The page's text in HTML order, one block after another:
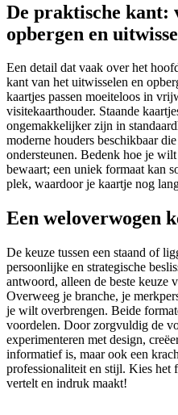
De praktische kant:
opbergen en
Een detail dat vaak over het
kant van het uitwisselen en
kaartjes passen moeiteloos in
visitekaarthouder. Staande
ongemakkelijker zijn in
moderne houders beschikbaar
ondersteunen. Bedenk hoe je
bewaart; een uniek formaat kan
plek, waardoor je kaartje nog
Een weloverwogen
De keuze tussen een staand of
persoonlijke en strategische
antwoord, alleen de beste keuze
Overweeg je branche, je
je wilt overbrengen. Beide
voordelen. Door zorgvuldig de
experimenteren met design,
informatief is, maar ook een
professionaliteit en stijl. Kies het
vertelt en indruk maakt!